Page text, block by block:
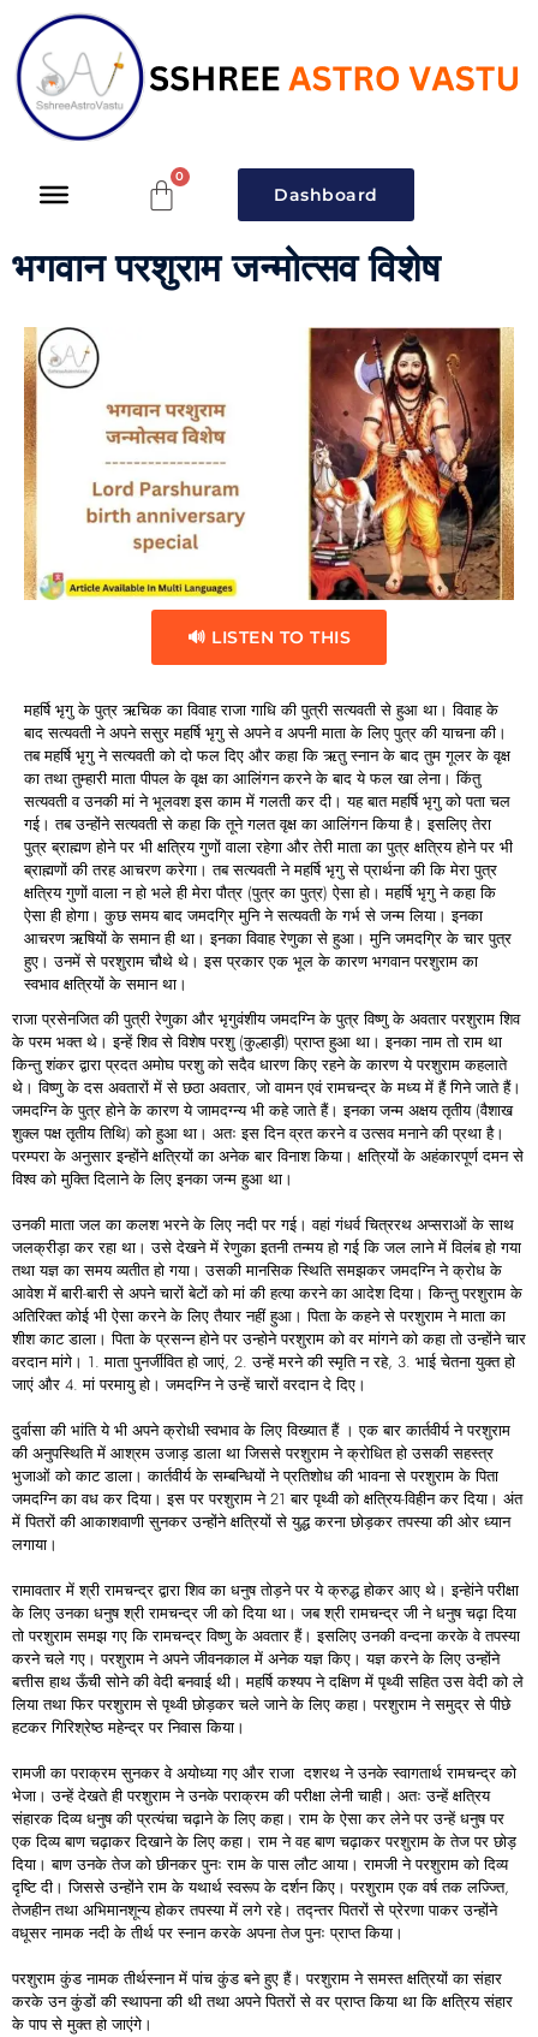
Dashboard
भगवान परशुराम जन्मोत्सव विशेष
🔊 LISTEN TO THIS
महर्षि भृगु के पुत्र ऋचिक का विवाह राजा गाधि की पुत्री सत्यवती से हुआ था। विवाह के
बाद सत्यवती ने अपने ससुर महर्षि भृगु से अपने व अपनी माता के लिए पुत्र की याचना की।
तब महर्षि भृगु ने सत्यवती को दो फल दिए और कहा कि ऋतु स्नान के बाद तुम गूलर के वृक्ष
का तथा तुम्हारी माता पीपल के वृक्ष का आलिंगन करने के बाद ये फल खा लेना। किंतु
सत्यवती व उनकी मां ने भूलवश इस काम में गलती कर दी। यह बात महर्षि भृगु को पता चल
गई। तब उन्होंने सत्यवती से कहा कि तूने गलत वृक्ष का आलिंगन किया है। इसलिए तेरा
पुत्र ब्राह्मण होने पर भी क्षत्रिय गुणों वाला रहेगा और तेरी माता का पुत्र क्षत्रिय होने पर भी
ब्राह्मणों की तरह आचरण करेगा। तब सत्यवती ने महर्षि भृगु से प्रार्थना की कि मेरा पुत्र
क्षत्रिय गुणों वाला न हो भले ही मेरा पौत्र (पुत्र का पुत्र) ऐसा हो। महर्षि भृगु ने कहा कि
ऐसा ही होगा। कुछ समय बाद जमदग्रि मुनि ने सत्यवती के गर्भ से जन्म लिया। इनका
आचरण ऋषियों के समान ही था। इनका विवाह रेणुका से हुआ। मुनि जमदग्रि के चार पुत्र
हुए। उनमें से परशुराम चौथे थे। इस प्रकार एक भूल के कारण भगवान परशुराम का
स्वभाव क्षत्रियों के समान था।
राजा प्रसेनजित की पुत्री रेणुका और भृगुवंशीय जमदग्नि के पुत्र विष्णु के अवतार परशुराम शिव
के परम भक्त थे। इन्हें शिव से विशेष परशु (कुल्हाड़ी) प्राप्त हुआ था। इनका नाम तो राम था
किन्तु शंकर द्वारा प्रदत अमोघ परशु को सदैव धारण किए रहने के कारण ये परशुराम कहलाते
थे। विष्णु के दस अवतारों में से छठा अवतार, जो वामन एवं रामचन्द्र के मध्य में हैं गिने जाते हैं।
जमदग्नि के पुत्र होने के कारण ये जामदग्न्य भी कहे जाते हैं। इनका जन्म अक्षय तृतीय (वैशाख
शुक्ल पक्ष तृतीय तिथि) को हुआ था। अतः इस दिन व्रत करने व उत्सव मनाने की प्रथा है।
परम्परा के अनुसार इन्होंने क्षत्रियों का अनेक बार विनाश किया। क्षत्रियों के अहंकारपूर्ण दमन से
विश्व को मुक्ति दिलाने के लिए इनका जन्म हुआ था।
उनकी माता जल का कलश भरने के लिए नदी पर गई। वहां गंधर्व चित्ररथ अप्सराओं के साथ
जलक्रीड़ा कर रहा था। उसे देखने में रेणुका इतनी तन्मय हो गई कि जल लाने में विलंब हो गया
तथा यज्ञ का समय व्यतीत हो गया। उसकी मानसिक स्थिति समझकर जमदग्नि ने क्रोध के
आवेश में बारी-बारी से अपने चारों बेटों को मां की हत्या करने का आदेश दिया। किन्तु परशुराम के
अतिरिक्त कोई भी ऐसा करने के लिए तैयार नहीं हुआ। पिता के कहने से परशुराम ने माता का
शीश काट डाला। पिता के प्रसन्न होने पर उन्होने परशुराम को वर मांगने को कहा तो उन्होंने चार
वरदान मांगे। 1. माता पुनर्जीवित हो जाएं, 2. उन्हें मरने की स्मृति न रहे, 3. भाई चेतना युक्त हो
जाएं और 4. मां परमायु हो। जमदग्नि ने उन्हें चारों वरदान दे दिए।
दुर्वासा की भांति ये भी अपने क्रोधी स्वभाव के लिए विख्यात हैं । एक बार कार्तवीर्य ने परशुराम
की अनुपस्थिति में आश्रम उजाड़ डाला था जिससे परशुराम ने क्रोधित हो उसकी सहस्त्र
भुजाओं को काट डाला। कार्तवीर्य के सम्बन्धियों ने प्रतिशोध की भावना से परशुराम के पिता
जमदग्नि का वध कर दिया। इस पर परशुराम ने 21 बार पृथ्वी को क्षत्रिय-विहीन कर दिया। अंत
में पितरों की आकाशवाणी सुनकर उन्होंने क्षत्रियों से युद्ध करना छोड़कर तपस्या की ओर ध्यान
लगाया।
रामावतार में श्री रामचन्द्र द्वारा शिव का धनुष तोड़ने पर ये क्रुद्ध होकर आए थे। इन्हेांने परीक्षा
के लिए उनका धनुष श्री रामचन्द्र जी को दिया था। जब श्री रामचन्द्र जी ने धनुष चढ़ा दिया
तो परशुराम समझ गए कि रामचन्द्र विष्णु के अवतार हैं। इसलिए उनकी वन्दना करके वे तपस्या
करने चले गए। परशुराम ने अपने जीवनकाल में अनेक यज्ञ किए। यज्ञ करने के लिए उन्होंने
बत्तीस हाथ ऊँची सोने की वेदी बनवाई थी। महर्षि कश्यप ने दक्षिण में पृथ्वी सहित उस वेदी को ले
लिया तथा फिर परशुराम से पृथ्वी छोड़कर चले जाने के लिए कहा। परशुराम ने समुद्र से पीछे
हटकर गिरिश्रेष्ठ महेन्द्र पर निवास किया।
रामजी का पराक्रम सुनकर वे अयोध्या गए और राजा दशरथ ने उनके स्वागतार्थ रामचन्द्र को
भेजा। उन्हें देखते ही परशुराम ने उनके पराक्रम की परीक्षा लेनी चाही। अतः उन्हें क्षत्रिय
संहारक दिव्य धनुष की प्रत्यंचा चढ़ाने के लिए कहा। राम के ऐसा कर लेने पर उन्हें धनुष पर
एक दिव्य बाण चढ़ाकर दिखाने के लिए कहा। राम ने वह बाण चढ़ाकर परशुराम के तेज पर छोड़
दिया। बाण उनके तेज को छीनकर पुनः राम के पास लौट आया। रामजी ने परशुराम को दिव्य
दृष्टि दी। जिससे उन्होंने राम के यथार्थ स्वरूप के दर्शन किए। परशुराम एक वर्ष तक लज्ज्ति,
तेजहीन तथा अभिमानशून्य होकर तपस्या में लगे रहे। तद्न्तर पितरों से प्रेरणा पाकर उन्होंने
वधूसर नामक नदी के तीर्थ पर स्नान करके अपना तेज पुनः प्राप्त किया।
परशुराम कुंड नामक तीर्थस्नान में पांच कुंड बने हुए हैं। परशुराम ने समस्त क्षत्रियों का संहार
करके उन कुंडों की स्थापना की थी तथा अपने पितरों से वर प्राप्त किया था कि क्षत्रिय संहार
के पाप से मुक्त हो जाएंगे।